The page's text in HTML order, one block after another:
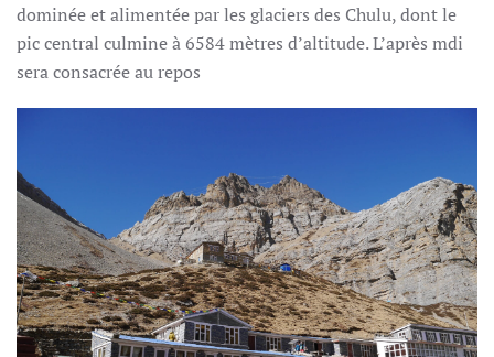
dominée et alimentée par les glaciers des Chulu, dont le
pic central culmine à 6584 mètres d’altitude. L’après mdi
sera consacrée au repos